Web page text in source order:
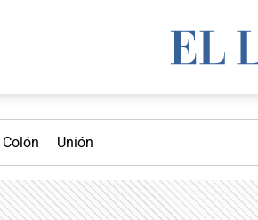
Colón Unión